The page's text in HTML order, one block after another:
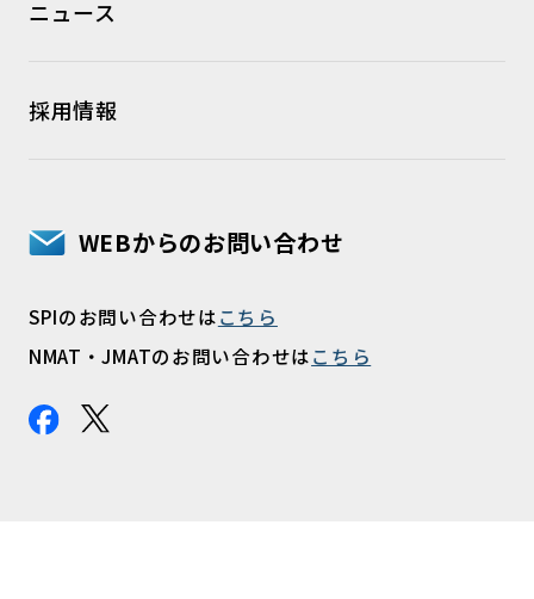
ニュース
採用情報
WEBからのお問い合わせ
SPIのお問い合わせはこちら
NMAT・JMATのお問い合わせはこちら